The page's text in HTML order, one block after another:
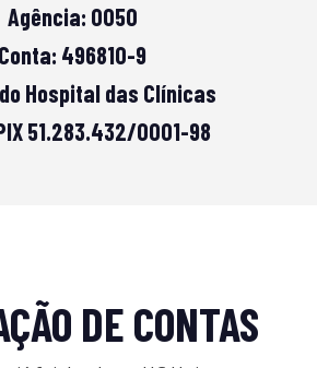
Agência: 0050
Conta: 496810-9
Hospital das Clínicas
51.283.432/0001-98
DE CONTAS